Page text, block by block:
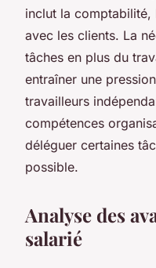
inclut la comptabilité,
avec les clients. La
tâches en plus du
entraîner une
travailleurs
compétences
déléguer certaines
possible.
Analyse des
salarié